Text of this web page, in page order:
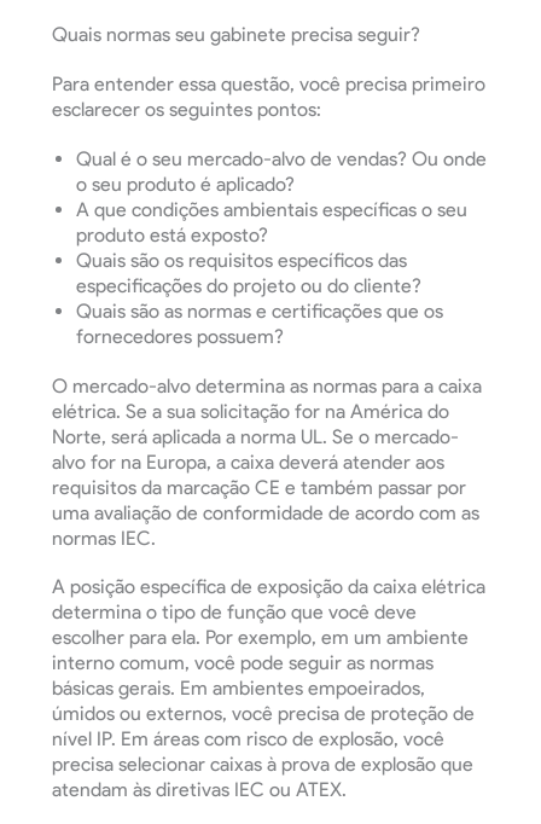
Quais normas seu gabinete precisa seguir?
Para entender essa questão, você precisa primeiro
esclarecer os seguintes pontos:
Qual é o seu mercado-alvo de vendas? Ou onde
o seu produto é aplicado?
A que condições ambientais específicas o seu
produto está exposto?
Quais são os requisitos específicos das
especificações do projeto ou do cliente?
Quais são as normas e certificações que os
fornecedores possuem?
O mercado-alvo determina as normas para a caixa
elétrica. Se a sua solicitação for na América do
Norte, será aplicada a norma UL. Se o mercado-
alvo for na Europa, a caixa deverá atender aos
requisitos da marcação CE e também passar por
uma avaliação de conformidade de acordo com as
normas IEC.
A posição específica de exposição da caixa elétrica
determina o tipo de função que você deve
escolher para ela. Por exemplo, em um ambiente
interno comum, você pode seguir as normas
básicas gerais. Em ambientes empoeirados,
úmidos ou externos, você precisa de proteção de
nível IP. Em áreas com risco de explosão, você
precisa selecionar caixas à prova de explosão que
atendam às diretivas IEC ou ATEX.